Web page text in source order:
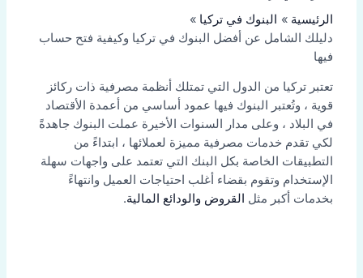
الرئيسية
البنوك في تركيا
دليلك الشامل عن أفضل البنوك في تركيا وكيفية فتح حساب
فيها
تعتبر تركيا من الدول التي تمتلك أنظمة مصرفية ذات ركائز
قوية ، وتُعتبر البنوك فيها عمود أساسي من أعمدة الأقتصاد
في البلاد ، وعلى مدار السنوات الأخيرة عملت البنوك جاهدةً
لكي تقدم خدمات مصرفية مميزة لعملائها ، ابتداءً من
التطبيقات الخاصة بكل البنك التي تعتمد على واجهات سهلة
الإستخدام وتقوم بقضاء أغلب احتياجات العميل وانتهاءً
بخدمات أكبر مثل القروض والودائع المالية.